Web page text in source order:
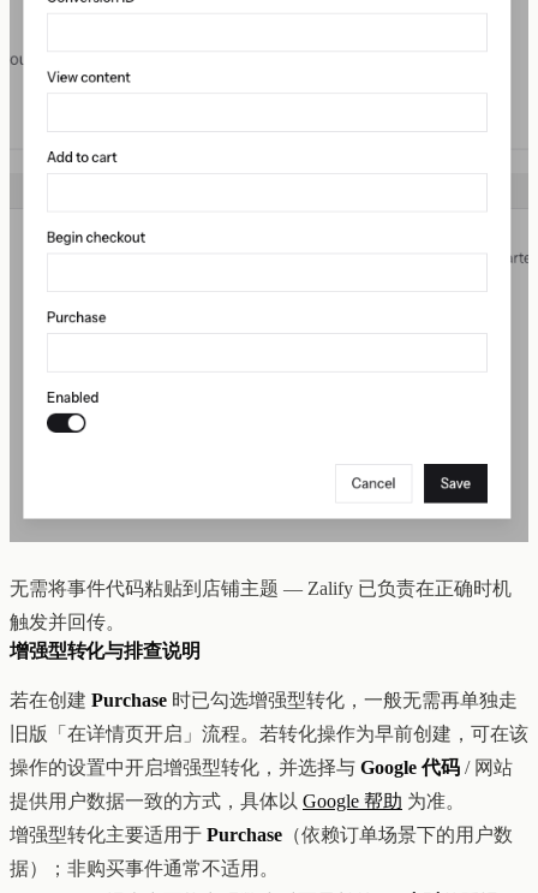
无需将事件代码粘贴到店铺主题 — Zalify 已负责在正确时机
触发并回传。
增强型转化与排查说明
若在创建 Purchase 时已勾选增强型转化，一般无需再单独走
旧版「在详情页开启」流程。若转化操作为早前创建，可在该
操作的设置中开启增强型转化，并选择与 Google 代码 / 网站
提供用户数据一致的方式，具体以 Google 帮助 为准。
增强型转化主要适用于 Purchase （依赖订单场景下的用户数
据）；非购买事件通常不适用。